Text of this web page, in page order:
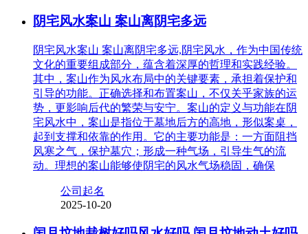
阴宅风水案山 案山离阴宅多远
阴宅风水案山 案山离阴宅多远,阴宅风水，作为中国传统
文化的重要组成部分，蕴含着深厚的哲理和实践经验。
其中，案山作为风水布局中的关键要素，承担着保护和
引导的功能。正确选择和布置案山，不仅关乎家族的运
势，更影响后代的繁荣与安宁。案山的定义与功能在阴
宅风水中，案山是指位于墓地后方的高地，形似案桌，
起到支撑和依靠的作用。它的主要功能是：一方面阻挡
风寒之气，保护墓穴；形成一种气场，引导生气的流
动。理想的案山能够使阴宅的风水气场稳固，确保
公司起名
2025-10-20